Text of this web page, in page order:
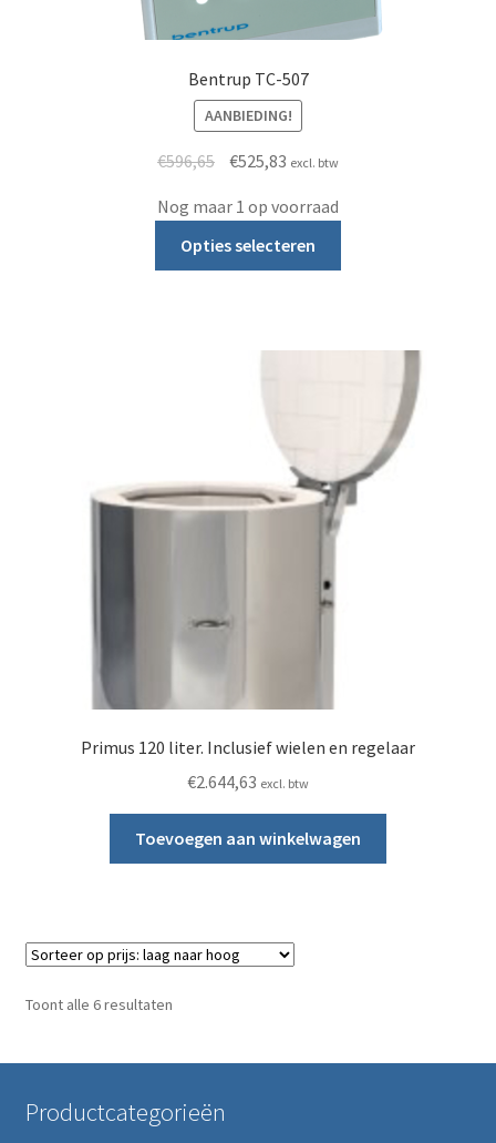
Bentrup TC-507
AANBIEDING!
€596,65 Oorspronkelijke prijs was: €596,65.
€525,83Huidige prijs is: €525,83.
excl. btw
Nog maar 1 op voorraad
Opties selecteren
Primus 120 liter. Inclusief wielen en regelaar
€2.644,63 excl. btw
Toevoegen aan winkelwagen
Toont alle 6 resultatenGesorteerd op prijs: laag naar hoog
Productcategorieën